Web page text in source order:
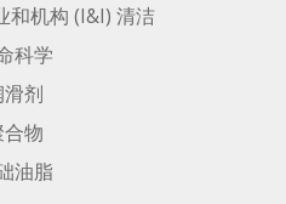
和机构 (I&I) 清洁
科学
剂
物
油脂